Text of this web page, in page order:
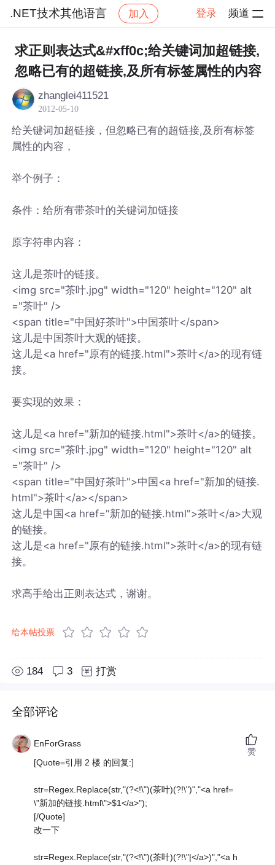
.NET技术其他语言 加入 登录 频道
社区 .NET技术其他语言 帖子详情
求正则表达式&#xff0c;给关键词加超链接,
忽略已有的超链接,及所有标签属性的内容
zhanglei411521
2012-05-10
给关键词加超链接，但忽略已有的超链接,及所有标签
属性的内容，
举个例子：
条件：给所有带茶叶的关键词加链接
原字符串内容：
这儿是茶叶的链接。
<img src="茶叶.jpg" width="120" height="120" alt
="茶叶" />
<span title="中国好茶叶">中国茶叶</span>
这儿是中国茶叶大观的链接。
这儿是<a href="原有的链接.html">茶叶</a>的现有链
接。
要实现的效果：
这儿是<a href="新加的链接.html">茶叶</a>的链接。
<img src="茶叶.jpg" width="120" height="120" alt
="茶叶" />
<span title="中国好茶叶">中国<a href="新加的链接.
html">茶叶</a></span>
这儿是中国<a href="新加的链接.html">茶叶</a>大观
的链接。
这儿是<a href="原有的链接.html">茶叶</a>的现有链
接。
求高手给出正则表达式，谢谢。
给本帖投票
184 3 打赏
全部评论
EnForGrass
[Quote=引用 2 楼 的回复:]
str=Regex.Replace(str,"(?<!\")(茶叶)(?!\")","<a href=
\"新加的链接.html\">$1</a>");
[/Quote]
改一下
str=Regex.Replace(str,"(?<!\")(茶叶)(?!\"|</a>)","<a h
赞